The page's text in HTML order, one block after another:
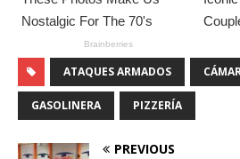
ATAQUES ARMADOS
GASOLINERA PIZZERÍA
PREVIOUS